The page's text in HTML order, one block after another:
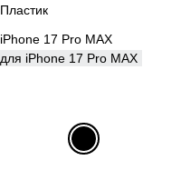
Пластик
iPhone 17 Pro MAX
для iPhone 17 Pro MAX